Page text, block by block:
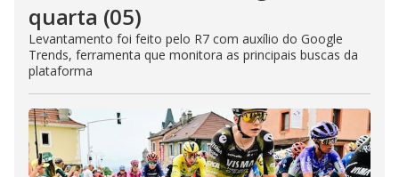
quarta (05)
Levantamento foi feito pelo R7 com auxílio do Google
Trends, ferramenta que monitora as principais buscas da
plataforma